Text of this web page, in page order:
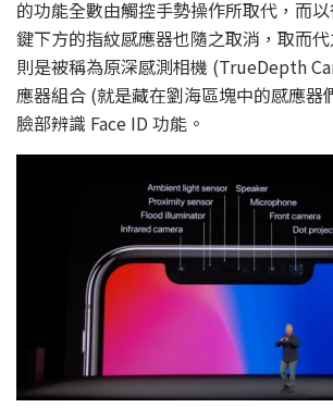
的功能全數由觸控手勢操作所取代，而
鍵下方的指紋感應器也隨之取消，取而
則是被稱為原深感測相機 (TrueDepth
應器組合 (就是藏在劉海區塊中的感應器
臉部辨識 Face ID 功能。